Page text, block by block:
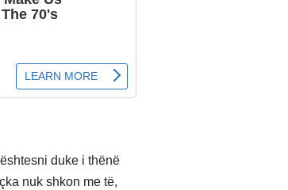
duke i thënë
nuk shkon me të,